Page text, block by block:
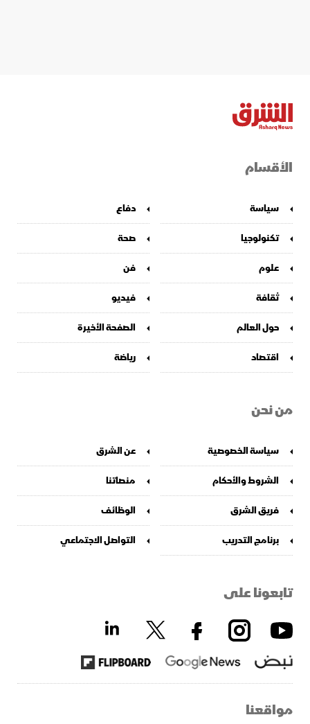
الأقسام
سياسة
دفاع
تكنولوجيا
صحة
علوم
فن
ثقافة
فيديو
حول العالم
الصفحة الأخيرة
اقتصاد
رياضة
من نحن
سياسة الخصوصية
عن الشرق
الشروط والأحكام
منصاتنا
فريق الشرق
الوظائف
برنامج التدريب
التواصل الاجتماعي
تابعونا على
مواقعنا